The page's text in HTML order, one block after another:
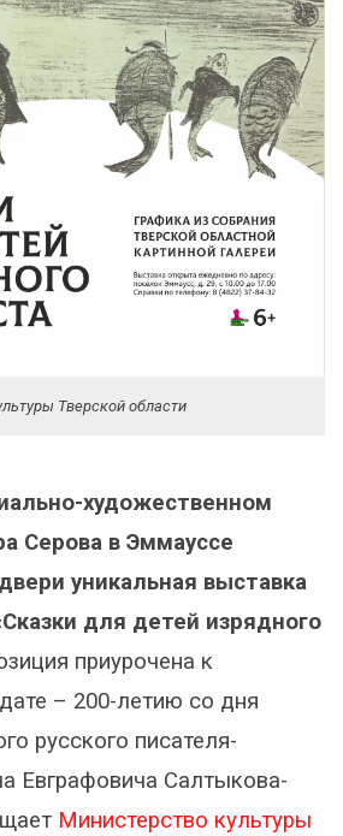
Тверской области
художественном
Серова в Эммауссе
уникальная выставка
для детей изрядного
приурочена к
– 200-летию со дня
русского писателя-
Евграфовича Салтыкова-
Министерство культуры